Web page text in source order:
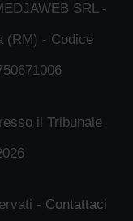
SRL -
(RM) - Codice
il Tribunale
- Contattaci